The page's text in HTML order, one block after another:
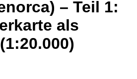
– Teil 1:
als